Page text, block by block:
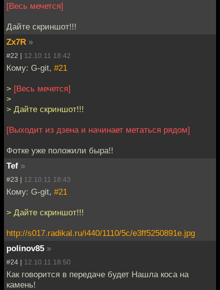
[Весь мечется]
Дайте скриншот!!!
Zx7R »
#22 | 12.10.11 18:42
Кому: G-git, #21
> [Весь мечется]
>
> Дайте скриншот!!!
[Выходит из дзена и начинает метаться рядом]
Фотке уже положили быра!!
Tef »
#23 | 12.10.11 18:43
Кому: G-git, #21
> Дайте скриншот!!!
http://s017.radikal.ru/i440/1110/5c/e3ff5250891e.jpg
polinov85 »
#24 | 12.10.11 18:50
Как говорится в передаче будет Нашла коса на
камень!